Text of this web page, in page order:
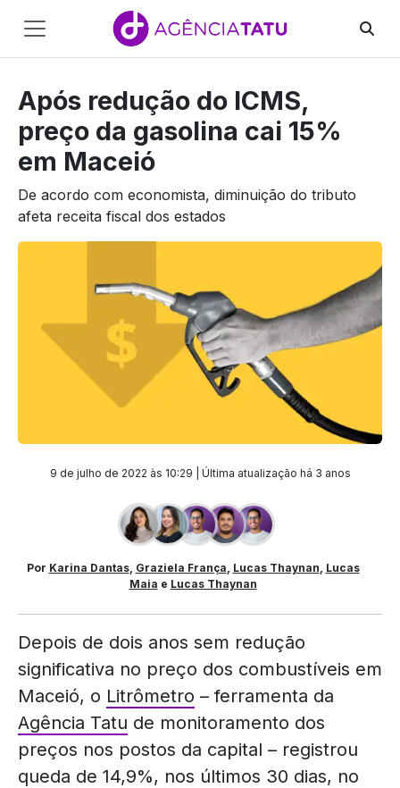
Pular para o conteúdo
Main
Navigation
Após redução do ICMS,
preço da gasolina cai 15%
em Maceió
De acordo com economista, diminuição do tributo
afeta receita fiscal dos estados
9 de julho de 2022 às 10:29 | Última atualização há 3 anos
Por Karina Dantas, Graziela França Lucas Thaynan Lucas
Maia e Lucas Thaynan
Depois de dois anos sem redução
significativa no preço dos combustíveis em
Maceió, o Litrômetro – ferramenta da
Agência Tatu de monitoramento dos
preços nos postos da capital – registrou
queda de 14,9%, nos últimos 30 dias, no